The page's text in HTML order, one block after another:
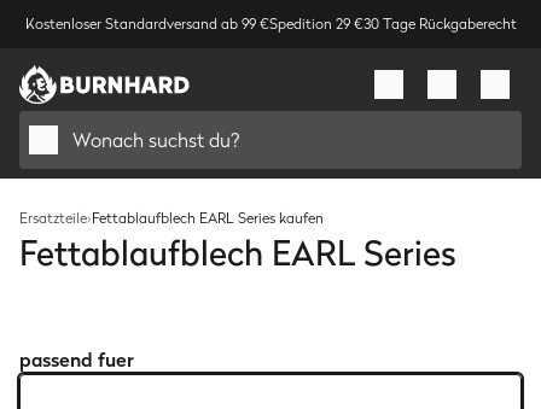
Kostenloser Standardversand ab 99 €Spedition 29 €30 Tage Rückgaberecht
Wonach suchst du?
Ersatzteile›Fettablaufblech EARL Series kaufen
Fettablaufblech EARL Series
passend fuer